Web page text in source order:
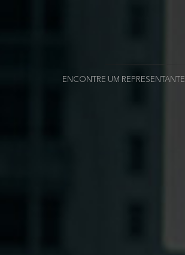
ENCONTRE UM REPRESENTANTE